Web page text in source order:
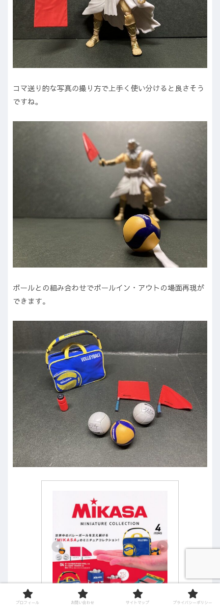
コマ送り的な写真の撮り方で上手く使い分けると良さそう
ですね。
ボールとの組み合わせでボールイン・アウトの場面再現が
できます。
プロフィール お問い合わせ サイトマップ プライバシーポリシー